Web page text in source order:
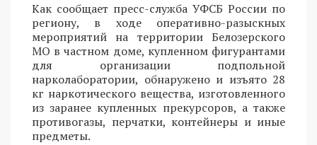
Как сообщает пресс-служба УФСБ России по
региону, в ходе оперативно-разыскных
мероприятий на территории Белозерского
МО в частном доме, купленном фигурантами
для организации подпольной
нарколаборатории, обнаружено и изъято 28
кг наркотического вещества, изготовленного
из заранее купленных прекурсоров, а также
противогазы, перчатки, контейнеры и иные
предметы.